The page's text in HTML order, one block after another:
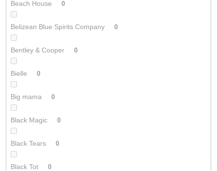
Beach House 0
Belizean Blue Spirits Company 0
Bentley & Cooper 0
Bielle 0
Big mama 0
Black Magic 0
Black Tears 0
Black Tot 0